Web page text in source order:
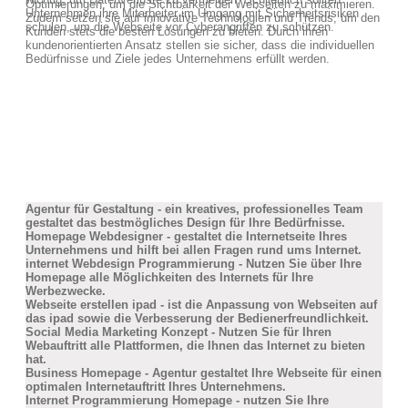
Unternehmen ihre Mitarbeiter im Umgang mit Sicherheitsrisiken
schulen, um die Webseite vor Cyberangriffen zu schützen.
Optimierungen, um die Sichtbarkeit der Webseiten zu maximieren.
Zudem setzen sie auf innovative Technologien und Trends, um den
Kunden stets die besten Lösungen zu bieten. Durch ihren
kundenorientierten Ansatz stellen sie sicher, dass die individuellen
Bedürfnisse und Ziele jedes Unternehmens erfüllt werden.
Agentur für Gestaltung - ein kreatives, professionelles Team
gestaltet das bestmögliches Design für Ihre Bedürfnisse.
Homepage Webdesigner - gestaltet die Internetseite Ihres
Unternehmens und hilft bei allen Fragen rund ums Internet.
internet Webdesign Programmierung - Nutzen Sie über Ihre
Homepage alle Möglichkeiten des Internets für Ihre
Werbezwecke.
Webseite erstellen ipad - ist die Anpassung von Webseiten auf
das ipad sowie die Verbesserung der Bedienerfreundlichkeit.
Social Media Marketing Konzept - Nutzen Sie für Ihren
Webauftritt alle Plattformen, die Ihnen das Internet zu bieten
hat.
Business Homepage - Agentur gestaltet Ihre Webseite für einen
optimalen Internetauftritt Ihres Unternehmens.
Internet Programmierung Homepage - nutzen Sie Ihre